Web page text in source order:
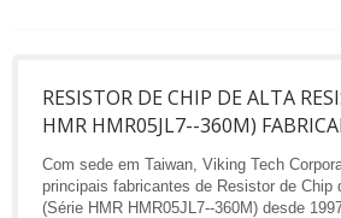
RESISTOR DE CHIP DE ALTA
HMR HMR05JL7--360M)
Com sede em Taiwan, Viking Tech
principais fabricantes de Resistor de Chip
(Série HMR HMR05JL7--360M) desde